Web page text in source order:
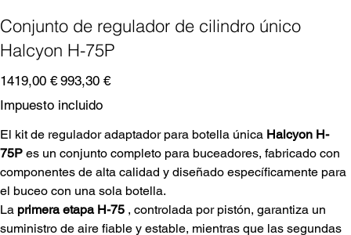
Conjunto de regulador de cilindro único
Halcyon H-75P
Precio
original
1419,00 € Precio
de
993,30 €
Impuesto incluido
El kit de regulador adaptador para botella única Halcyon H-
75P es un conjunto completo para buceadores, fabricado con
componentes de alta calidad y diseñado específicamente para
el buceo con una sola botella.
La primera etapa H-75 , controlada por pistón, garantiza un
suministro de aire fiable y estable, mientras que las segundas